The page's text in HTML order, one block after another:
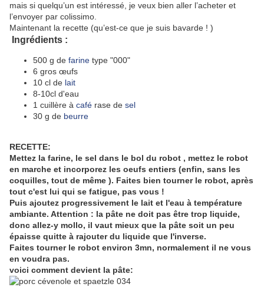
mais si quelqu’un est intéressé, je veux bien aller l’acheter et
l’envoyer par colissimo.
Maintenant la recette (qu’est-ce que je suis bavarde ! )
Ingrédients :
500 g de farine type "000"
6 gros œufs
10 cl de lait
8-10cl d'eau
1 cuillère à café rase de sel
30 g de beurre
RECETTE:
Mettez la farine, le sel dans le bol du robot , mettez le robot
en marche et incorporez les oeufs entiers (enfin, sans les
coquilles, tout de même ). Faites bien tourner le robot, après
tout c'est lui qui se fatigue, pas vous !
Puis ajoutez progressivement le lait et l'eau à température
ambiante. Attention : la pâte ne doit pas être trop liquide,
donc allez-y mollo, il vaut mieux que la pâte soit un peu
épaisse quitte à rajouter du liquide que l'inverse.
Faites tourner le robot environ 3mn, normalement il ne vous
en voudra pas.
voici comment devient la pâte: